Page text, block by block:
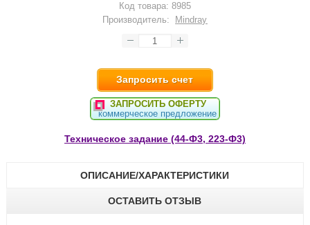
Код товара: 8985
Производитель:
Mindray
Запросить счет
ЗАПРОСИТЬ ОФЕРТУ
коммерческое предложение
Техническое задание (44-Ф3, 223-Ф3)
ОПИСАНИЕ/ХАРАКТЕРИСТИКИ
ОСТАВИТЬ ОТЗЫВ